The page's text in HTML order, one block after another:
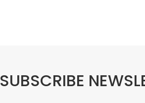
SUBSCRIBE